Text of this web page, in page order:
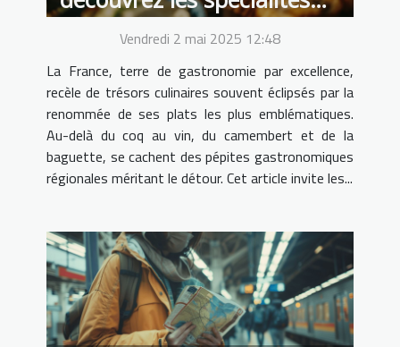
régionales méconnues de
FranceVendredi 2 mai 2025 12:48
La France, terre de gastronomie par excellence,
recèle de trésors culinaires souvent éclipsés par la
renommée de ses plats les plus emblématiques.
Au-delà du coq au vin, du camembert et de la
baguette, se cachent des pépites gastronomiques
régionales méritant le détour. Cet article invite les...